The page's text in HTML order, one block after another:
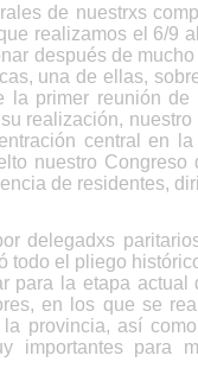
de nuestrxs
realizamos el 6/9
después de
una de ellas,
la primer reunión
realización,
central en
nuestro
de residentes,
delegadxs
todo el pliego
para la etapa
en los que se
provincia, así
importantes para